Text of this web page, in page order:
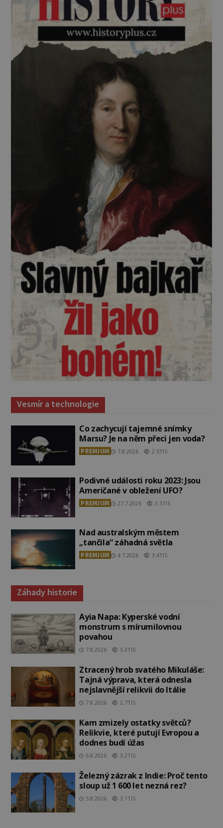
Vesmír a technologie
Co zachycují tajemné snímky
Marsu? Je na něm přeci jen voda?
PREMIUM 7.8.2026 2.5TIS
Podivné události roku 2023: Jsou
Američané v obležení UFO?
PREMIUM 27.7.2026 3.5TIS
Nad australským městem
„tančila“ záhadná světla
PREMIUM 4.7.2026 3.4TIS
Záhady historie
Ayia Napa: Kyperské vodní
monstrum s mírumilovnou
povahou
7.8.2026 5.3TIS
Ztracený hrob svatého Mikuláše:
Tajná výprava, která odnesla
nejslavnější relikvii do Itálie
7.8.2026 2.7TIS
Kam zmizely ostatky světců?
Relikvie, které putují Evropou a
dodnes budí úžas
6.8.2026 3.2TIS
Železný zázrak z Indie: Proč tento
sloup už 1 600 let nezná rez?
5.8.2026 3.1TIS